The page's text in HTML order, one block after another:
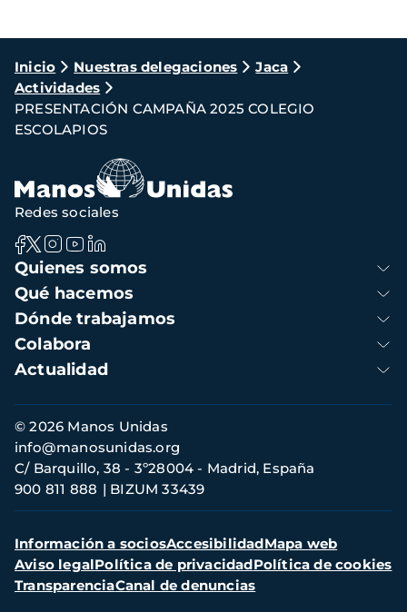
Ruta
de
navegación
Inicio Nuestras delegaciones
Jaca
Actividades
PRESENTACIÓN CAMPAÑA 2025 COLEGIO
ESCOLAPIOS
Navegación
principal
Quienes somos
Qué hacemos
Dónde trabajamos
Colabora
Actualidad
Redes sociales
Información
de
contacto
© 2026 Manos Unidas
C/ Barquillo, 38 - 3º28004 - Madrid, España
900 811 888
BIZUM 33439
info@manosunidas.org
Menú
secundario
Información a sociosAccesibilidadMapa web
Aviso legalPolítica de privacidadPolítica de cookies
TransparenciaCanal de denuncias